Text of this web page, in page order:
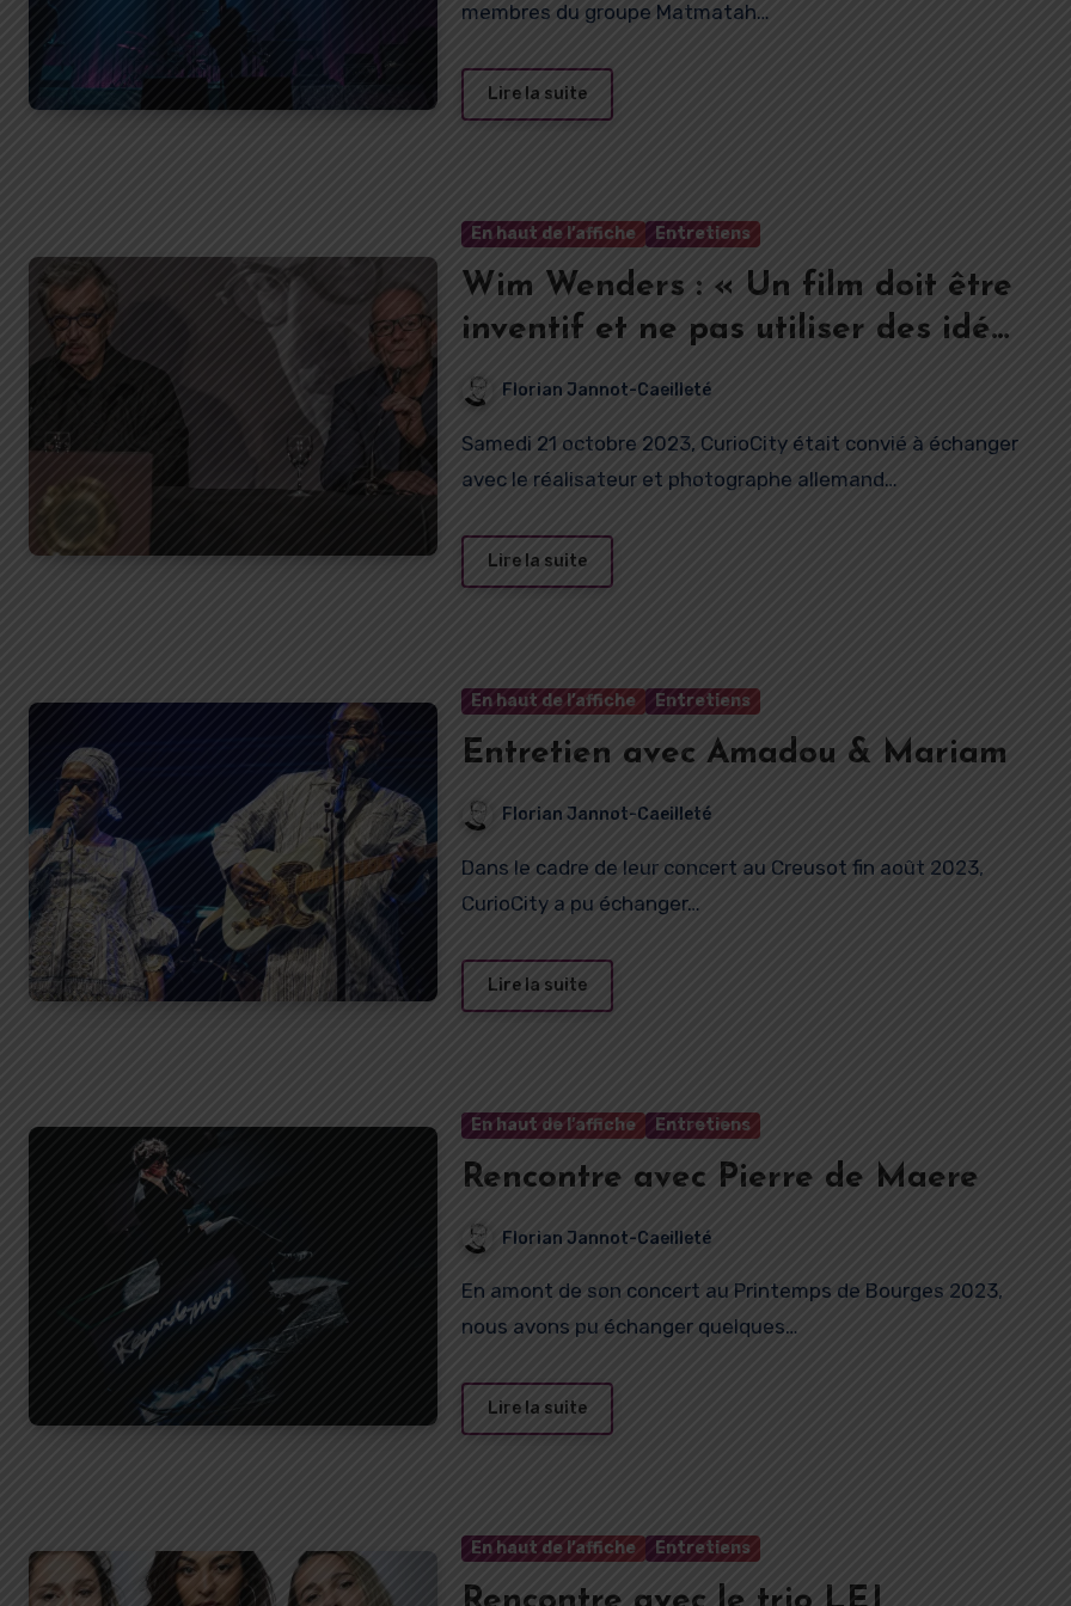
membres du groupe Matmatah…
Lire la suite
En haut de l’affiche Entretiens
Wim Wenders : « Un film doit être
inventif et ne pas utiliser des idées
qui ont déjà payé »
Florian Jannot-Caeilleté
Samedi 21 octobre 2023, CurioCity était convié à échanger
avec le réalisateur et photographe allemand…
Lire la suite
En haut de l’affiche Entretiens
Entretien avec Amadou & Mariam
Florian Jannot-Caeilleté
Dans le cadre de leur concert au Creusot fin août 2023,
CurioCity a pu échanger…
Lire la suite
En haut de l’affiche Entretiens
Rencontre avec Pierre de Maere
Florian Jannot-Caeilleté
En amont de son concert au Printemps de Bourges 2023,
nous avons pu échanger quelques…
Lire la suite
En haut de l’affiche Entretiens